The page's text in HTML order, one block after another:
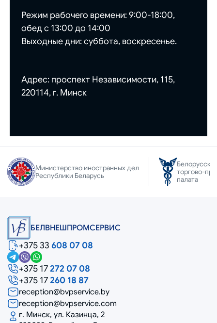
Режим рабочего времени: 9:00-18:00,
обед с 13:00 до 14:00
Выходные дни: суббота, воскресенье.
Адрес: проспект Независимости, 115,
220114, г. Минск
Министерство иностранных дел
Республики Беларусь
Белорусская
торгово-
палата
БЕЛВНЕШПРОМСЕРВИС
+375 33 608 07 08
+375 17 272 07 08
+375 17 260 18 87
reception@bvpservice.by
reception@bvpservice.com
г. Минск, ул. Казинца, 2